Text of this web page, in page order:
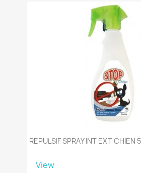
REPULSIF SPRAY INT EXT
View